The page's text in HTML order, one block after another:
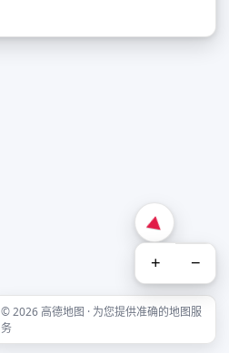
+ −
© 2026 高德地图 · 为您提供准确的地图服
务